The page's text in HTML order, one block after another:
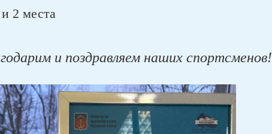
и 2 места
и поздравляем наших спортсменов!